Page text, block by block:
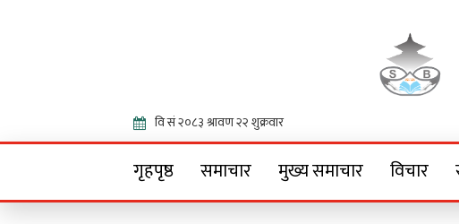
गृहपृष्ठ समाचार मुख्य समाचार विचार